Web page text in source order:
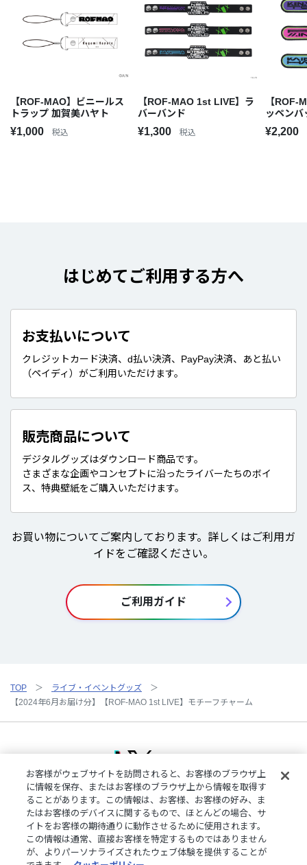
【ROF-MAO】ビニールス
トラップ 加賀美ハヤト
¥1,000 税込
【ROF-MAO 1st LIVE】ラ
バーバンド
¥1,300 税込
【ROF-
ッペンバ
¥2,200
はじめてご利用する方へ
お支払いについて
クレジットカード決済、d払い決済、PayPay決済、あと払い
（ペイディ）がご利用いただけます。
販売商品について
デジタルグッズはダウンロード商品です。
さまざまな企画やコンセプトに沿ったライバーたちのボイ
ス、特典壁紙をご購入いただけます。
お買い物についてご案内しております。詳しくはご利用ガ
イドをご確認ください。
ご利用ガイド
TOP
ライブ・イベントグッズ
【2024年6月お届け分】【ROF-MAO 1st LIVE】モチーフチャーム
ご利用規約プライバシーポリシー
特定商取引法に基づく表記
ご利用ガイドよくある質問お問い合わせにじさんじ公式サイト
クッキーの詳細
お客様がウェブサイトを訪問されると、お客様のブラウザ上
に情報を保存、またはお客様のブラウザ上から情報を取得す
ることがあります。この情報は、お客様、お客様の好み、ま
たはお客様のデバイスに関するもので、ほとんどの場合、サ
イトをお客様の期待通りに動作させるために使用されます。
この情報は通常、直接お客様を特定するものではありません
が、よりパーソナライズされたウェブ体験を提供することが